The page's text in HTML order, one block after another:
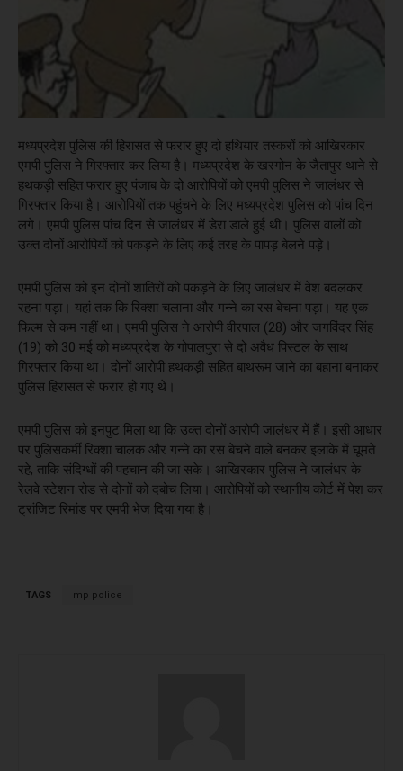
मध्यप्रदेश पुलिस की हिरासत से फरार हुए दो हथियार तस्करों को आखिरकार
एमपी पुलिस ने गिरफ्तार कर लिया है। मध्यप्रदेश के खरगोन के जैतापुर थाने से
हथकड़ी सहित फरार हुए पंजाब के दो आरोपियों को एमपी पुलिस ने जालंधर से
गिरफ्तार किया है। आरोपियों तक पहुंचने के लिए मध्यप्रदेश पुलिस को पांच दिन
लगे। एमपी पुलिस पांच दिन से जालंधर में डेरा डाले हुई थी। पुलिस वालों को
उक्त दोनों आरोपियों को पकड़ने के लिए कई तरह के पापड़ बेलने पड़े।
एमपी पुलिस को इन दोनों शातिरों को पकड़ने के लिए जालंधर में वेश बदलकर
रहना पड़ा। यहां तक कि रिक्शा चलाना और गन्ने का रस बेचना पड़ा। यह एक
फिल्म से कम नहीं था। एमपी पुलिस ने आरोपी वीरपाल (28) और जगविंदर सिंह
(19) को 30 मई को मध्यप्रदेश के गोपालपुरा से दो अवैध पिस्टल के साथ
गिरफ्तार किया था। दोनों आरोपी हथकड़ी सहित बाथरूम जाने का बहाना बनाकर
पुलिस हिरासत से फरार हो गए थे।
एमपी पुलिस को इनपुट मिला था कि उक्त दोनों आरोपी जालंधर में हैं। इसी आधार
पर पुलिसकर्मी रिक्शा चालक और गन्ने का रस बेचने वाले बनकर इलाके में घूमते
रहे, ताकि संदिग्धों की पहचान की जा सके। आखिरकार पुलिस ने जालंधर के
रेलवे स्टेशन रोड से दोनों को दबोच लिया। आरोपियों को स्थानीय कोर्ट में पेश कर
ट्रांजिट रिमांड पर एमपी भेज दिया गया है।
TAGS mp police